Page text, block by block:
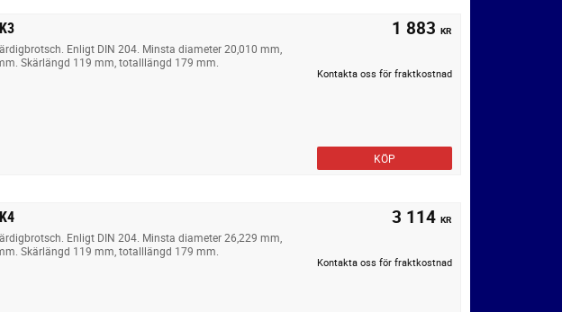
Enligt DIN 204. Minsta diameter 20,010 mm,
Skärlängd 119 mm, totalllängd 179 mm.
1 883 KR
Kontakta oss för fraktkostnad
KÖP
Enligt DIN 204. Minsta diameter 26,229 mm,
Skärlängd 119 mm, totalllängd 179 mm.
3 114 KR
Kontakta oss för fraktkostnad